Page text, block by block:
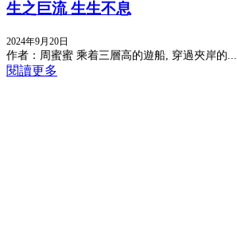
生之巨流 生生不息
2024年9月20日
作者：周蜜蜜 乘着三層高的遊船, 穿過夾岸的...
閱讀更多